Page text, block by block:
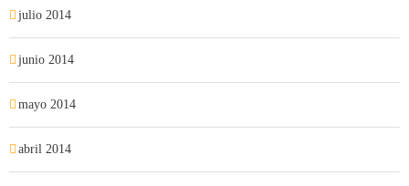
julio 2014
junio 2014
mayo 2014
abril 2014